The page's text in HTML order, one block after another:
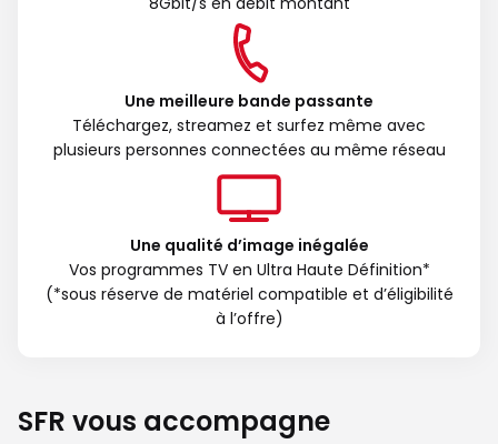
Une meilleure bande passante
Téléchargez, streamez et surfez même avec
plusieurs personnes connectées au même réseau
Une qualité d’image inégalée
Vos programmes TV en Ultra Haute Définition*
(*sous réserve de matériel compatible et d’éligibilité
à l’offre)
SFR vous accompagne